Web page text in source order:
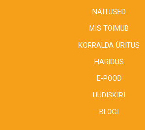
NÄITUSED
MIS TOIMUB
KORRALDA ÜRITUS
HARIDUS
E-POOD
UUDISKIRI
BLOGI